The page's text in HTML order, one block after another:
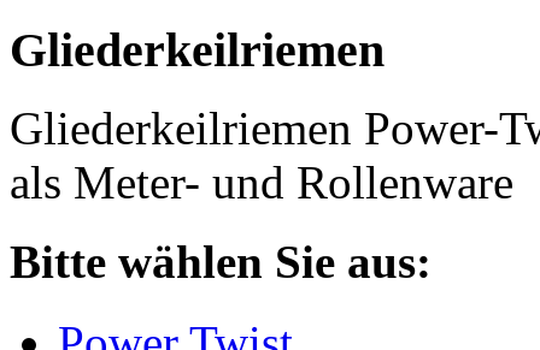
Gliederkeilriemen
Gliederkeilriemen Power-
als Meter- und Rollenware
Bitte wählen Sie aus: